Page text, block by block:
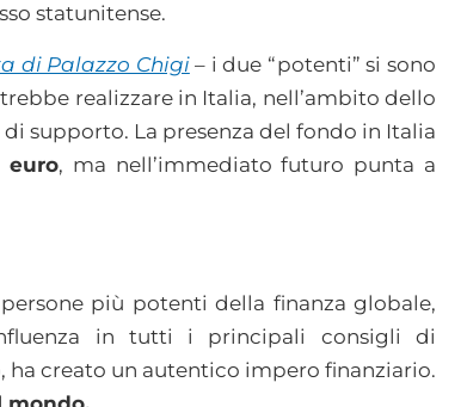
statunitense.
di Palazzo Chigi– i due “potenti” si sono
realizzare in Italia, nell’ambito dello
di supporto. La presenza del fondo in Italia
euro, ma nell’immediato futuro punta a
più potenti della finanza globale,
in tutti i principali consigli di
creato un autentico impero finanziario.